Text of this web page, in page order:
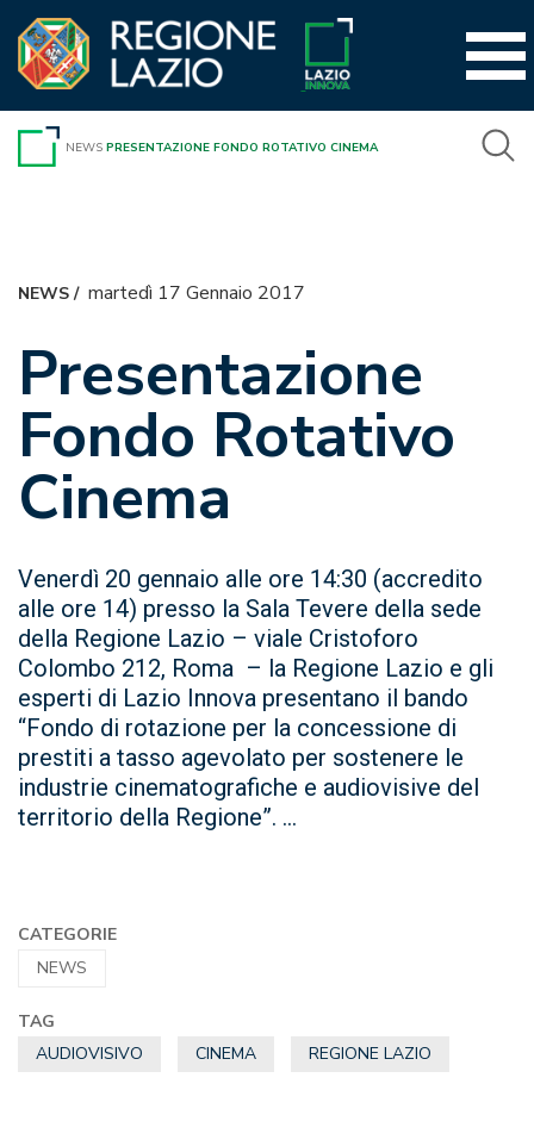
contenuto
NEWS PRESENTAZIONE FONDO ROTATIVO CINEMA
NEWS/ martedì 17 Gennaio 2017
Presentazione
Fondo Rotativo
Cinema
Venerdì 20 gennaio alle ore 14:30 (accredito
alle ore 14) presso la Sala Tevere della sede
della Regione Lazio – viale Cristoforo
Colombo 212, Roma – la Regione Lazio e gli
esperti di Lazio Innova presentano il bando
“Fondo di rotazione per la concessione di
prestiti a tasso agevolato per sostenere le
industrie cinematografiche e audiovisive del
territorio della Regione”. ...
CATEGORIE
NEWS
TAG
AUDIOVISIVO
CINEMA REGIONE LAZIO